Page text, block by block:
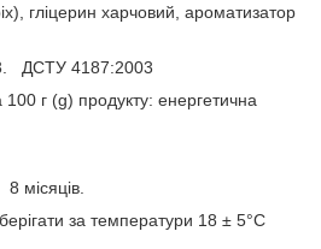
гліцерин харчовий, ароматизатор
ДСТУ 4187:2003
100 г (g) продукту: енергетична
місяців.
за температури 18 ± 5°C